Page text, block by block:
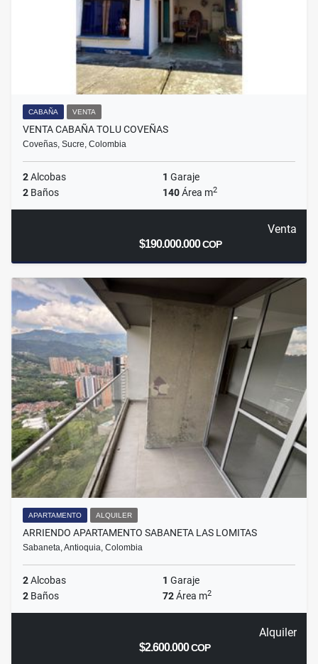
CABAÑA VENTA
VENTA CABAÑA TOLU COVEÑAS
Coveñas, Sucre, Colombia
2Alcobas 1 Garaje
2 Baños 140Área m2
Venta
$190.000.000COP
APARTAMENTO ALQUILER
ARRIENDO APARTAMENTO SABANETA LAS LOMITAS
Sabaneta, Antioquia, Colombia
2Alcobas 1 Garaje
2 Baños 72Área m2
Alquiler
$2.600.000COP